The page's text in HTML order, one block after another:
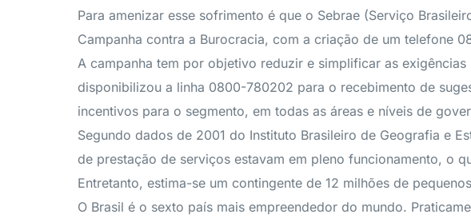
Para amenizar esse sofrimento é que o Sebrae (Serviço
Campanha contra a Burocracia, com a criação de um telefone
A campanha tem por objetivo reduzir e simplificar as
disponibilizou a linha 0800-780202 para o recebimento de
incentivos para o segmento, em todas as áreas e níveis de
Segundo dados de 2001 do Instituto Brasileiro de Geografia e
de prestação de serviços estavam em pleno funcionamento, o
Entretanto, estima-se um contingente de 12 milhões de
O Brasil é o sexto país mais empreendedor do mundo.